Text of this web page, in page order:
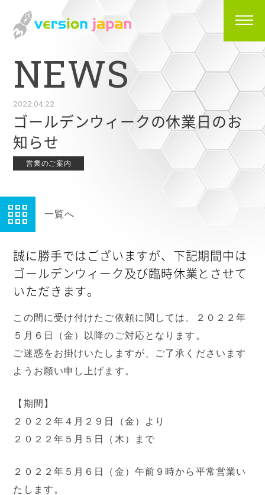
NEWS
2022.04.22
ゴールデンウィークの休業日のお
知らせ
営業のご案内
一覧へ
誠に勝手ではございますが、下記期間中は
ゴールデンウィーク及び臨時休業とさせて
いただきます。
この間に受け付けたご依頼に関しては、２０２２年
５月６日（金）以降のご対応となります。
ご迷惑をお掛けいたしますが、ご了承くださいます
ようお願い申し上げます。
【期間】
２０２２年４月２９日（金）より
２０２２年５月５日（木）まで
２０２２年５月６日（金）午前９時から平常営業い
たします。